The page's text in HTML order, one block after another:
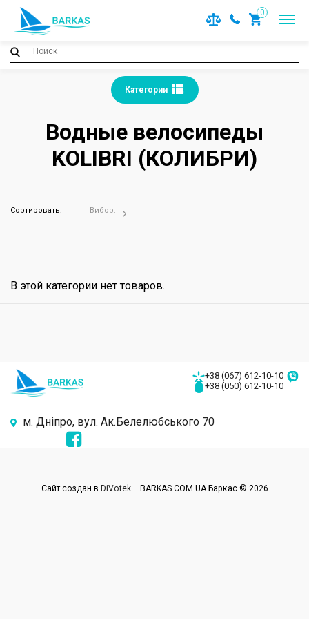
0
Категории
Водные велосипеды
KOLIBRI (КОЛИБРИ)
Сортировать: Вибор:
В этой категории нет товаров.
+38 (067) 612-10-10
+38 (050) 612-10-10
м. Дніпро, вул. Ак.Белелюбського 70
Сайт создан в DiVotek BARKAS.COM.UA Баркас © 2026